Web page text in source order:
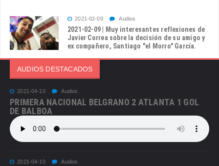
2021-02-09 Audios
2021-02-09 | Muy interesantes reflexiones de
Javier Correa sobre la decisión de su amigo y
ex compañero, Santiago "el Morro" García.
AUDIOS DESTACADOS
2021-04-10 Audios
PRIMERA NACIONAL BELGRANO 2 ATLANTA 1 GOL
DE BALBOA
2021-04-10 Audios